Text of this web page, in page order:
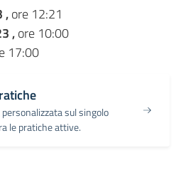
,ore 12:21
,ore 10:00
17:00
sul singolo
le pratiche attive.